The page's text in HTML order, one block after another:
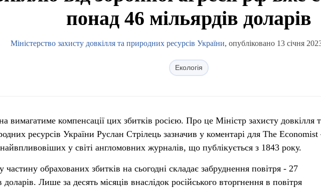
понад 46 мільярдів доларів
Міністерство захисту довкілля та природних ресурсів України, опубліковано 13 січня
Екологія
вимагатиме компенсації цих збитків росією. Про це Міністр захисту довкілля
ресурсів України Руслан Стрілець зазначив у коментарі для The Economist
у світі англомовних журналів, що публікується з 1843 року.
частину обрахованих збитків на сьогодні складає забруднення повітря - 27
доларів. Лише за десять місяців внаслідок російського вторгнення в повітря